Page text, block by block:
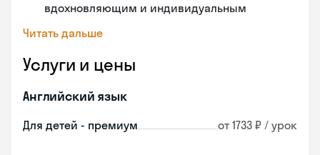
вдохновляющим и индивидуальным
Читать дальше
Услуги и цены
Английский язык
Для детей - премиум от 1733 ₽ / урок